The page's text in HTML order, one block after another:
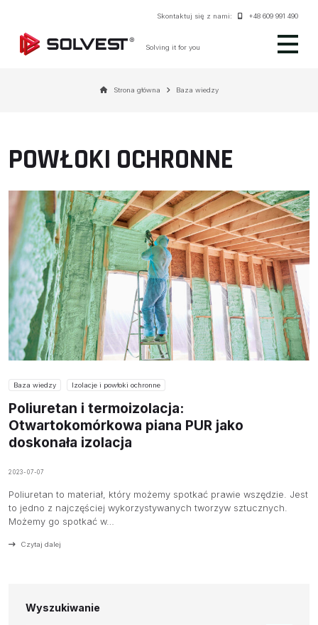
Skontaktuj się z nami: +48 609 991 490
Solving it for you
Strona główna Baza wiedzy
POWŁOKI OCHRONNE
Baza wiedzy Izolacje i powłoki ochronne
Poliuretan i termoizolacja:
Otwartokomórkowa piana PUR jako
doskonała izolacja
2023-07-07
Poliuretan to materiał, który możemy spotkać prawie wszędzie. Jest
to jedno z najczęściej wykorzystywanych tworzyw sztucznych.
Możemy go spotkać w…
Czytaj dalej
Wyszukiwanie